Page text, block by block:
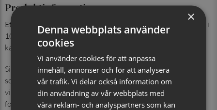
Produktinformation
Ett elegant set med enfärgad slips och matchande ficknäsduk i
100% siden. Tyget har ett diskret rutmönster som tillför djup,
karaktär utan att ta över helhetsintrycket.
Sidenets naturliga lyster och mjuka fall ger en exklusiv känsla
som lyfter både kostym och kavaj. Setet finns i många färger,
vilket gör det enkelt att hitta en nyans som passar såväl
formella tillfällen som mer festliga sammanhang.
×
Denna webbplats använder
cookies
Vi använder cookies för att anpassa
innehåll, annonser och för att analysera
vår trafik. Vi delar också information om
din användning av vår webbplats med
våra reklam- och analyspartners som kan